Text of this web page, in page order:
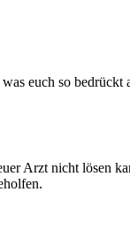
euch so bedrückt
Arzt nicht lösen